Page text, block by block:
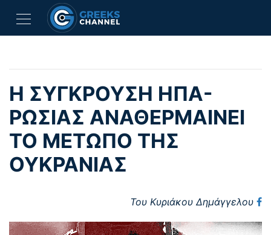
Η ΣΥΓΚΡΟΥΣΗ ΗΠΑ-
ΡΩΣΙΑΣ ΑΝΑΘΕΡΜΑΙΝΕΙ
ΤΟ ΜΕΤΩΠΟ ΤΗΣ
ΟΥΚΡΑΝΙΑΣ
Του Κυριάκου Δημάγγελου